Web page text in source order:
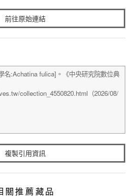
前往原始連結
複製引用資訊
關推薦藏品